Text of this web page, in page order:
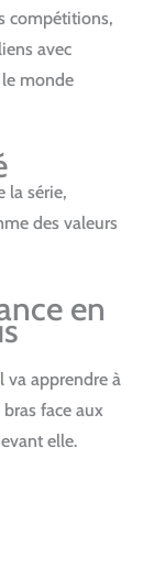
compétitions,
avec
le monde
la série,
des valeurs
en
va apprendre à
face aux
elle.